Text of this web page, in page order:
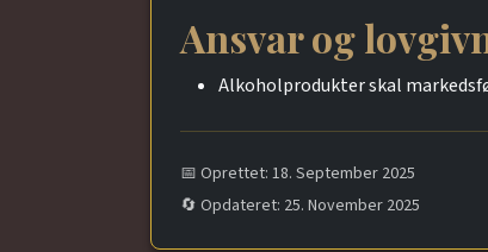
Ansvar og
Alkoholprodukter skal
📅 Oprettet: 18. September 2025
🔄 Opdateret: 25. November 2025